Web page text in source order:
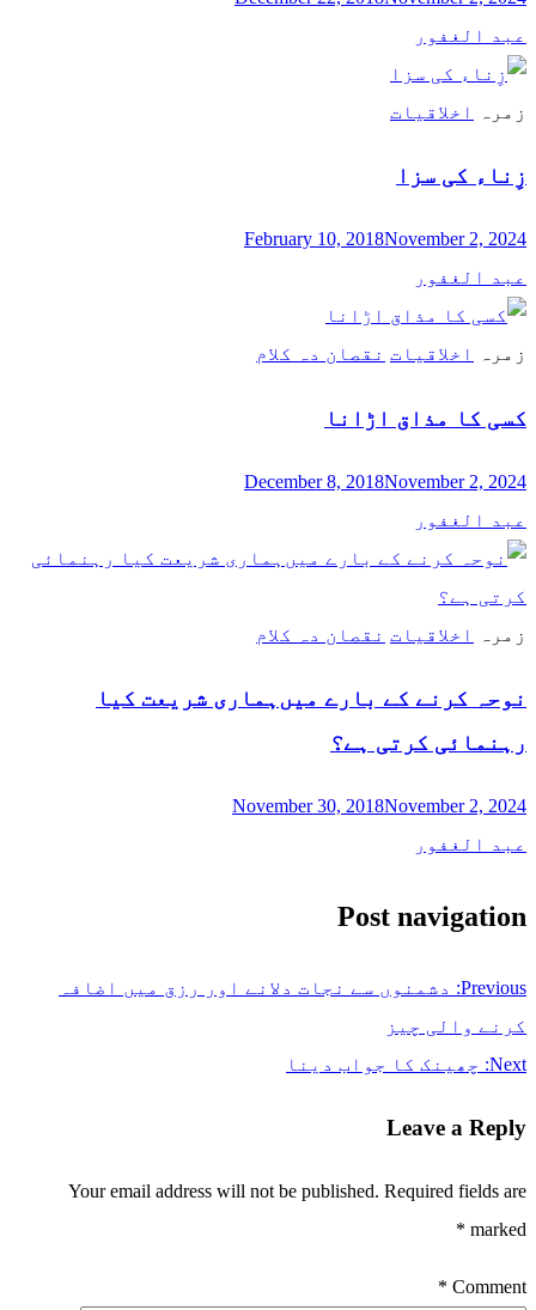
عبد الغفور
زمرہ اخلاقیات
زِناء کی سزا
February 10, 2018November 2, 2024
عبد الغفور
زمرہ اخلاقیات نقصان دہ کلام
کسی کا مذاق اڑانا
December 8, 2018November 2, 2024
عبد الغفور
زمرہ اخلاقیات نقصان دہ کلام
نوحہ کرنے کے بارے میں‌ہماری شریعت کیا
رہنمائی کرتی ہے؟
November 30, 2018November 2, 2024
عبد الغفور
Post navigation
Previous:
دشمنوں سے نجات دلانے اور رزق میں اضافہ
کرنے والی چیز
Next: چھینک کا جواب دینا
Leave a Reply
Your email address will not be published. Required fields are
marked
*
Comment
*